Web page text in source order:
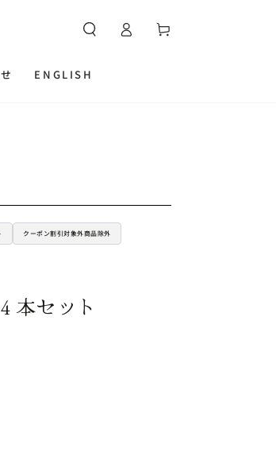
ENGLISH
グ
イ
ー
クーポン割引対象外商品除外
本セット